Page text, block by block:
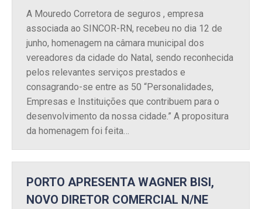
A Mouredo Corretora de seguros , empresa
associada ao SINCOR-RN, recebeu no dia 12 de
junho, homenagem na câmara municipal dos
vereadores da cidade do Natal, sendo reconhecida
pelos relevantes serviços prestados e
consagrando-se entre as 50 “Personalidades,
Empresas e Instituições que contribuem para o
desenvolvimento da nossa cidade.” A propositura
da homenagem foi feita…
PORTO APRESENTA WAGNER BISI,
NOVO DIRETOR COMERCIAL N/NE